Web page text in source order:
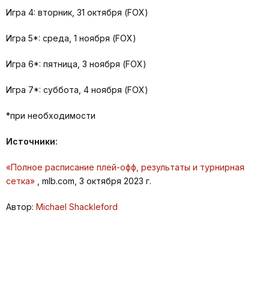
Игра 4: вторник, 31 октября (FOX)
Игра 5*: среда, 1 ноября (FOX)
Игра 6*: пятница, 3 ноября (FOX)
Игра 7*: суббота, 4 ноября (FOX)
*при необходимости
Источники:
«Полное расписание плей-офф, результаты и турнирная
сетка» , mlb.com, 3 октября 2023 г.
Автор: Michael Shackleford